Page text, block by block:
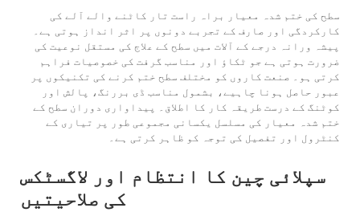
سطح کی ختم شدہ معیار براہ راست تار کاٹنے والے آلے کی
کارکردگی اور صارف کے تجربے دونوں پر اثر انداز ہوتی ہے۔
پیشہ ورانہ درجے کے آلات میں سطح کے علاج کی مستقل نوعیت کی
ضرورت ہوتی ہے جو ٹکاؤ اور مناسب گرفت کی خصوصیات فراہم
کرتی ہو۔ صنعت کاروں کو مختلف سطح ختم کرنے کی تکنیکوں پر
عبور حاصل ہونا چاہیے، بشمول مناسب ڈی بررنگ، پالش اور
کوٹنگ کے درست طریقہ کار کا اطلاق۔ پیداواری دوران سطح کے
ختم شدہ معیار کی مسلسل یکسانی مجموعی طور پر تیاری کے
کنٹرول اور تفصیل کی توجہ کو ظاہر کرتی ہے۔
سپلائی چین کا انتظام اور لاگسٹکس
کی صلاحیتیں